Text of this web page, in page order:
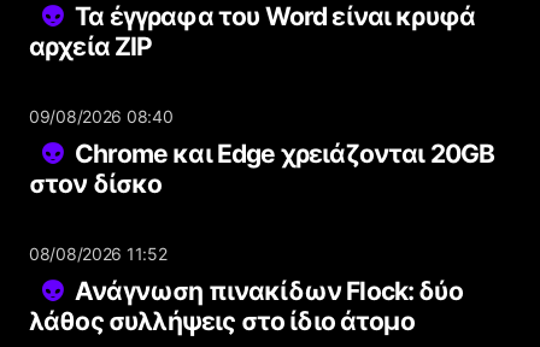
Τα έγγραφα του Word είναι κρυφά
αρχεία ZIP
09/08/2026 08:40
Chrome και Edge χρειάζονται 20GB
στον δίσκο
08/08/2026 11:52
Ανάγνωση πινακίδων Flock: δύο
λάθος συλλήψεις στο ίδιο άτομο